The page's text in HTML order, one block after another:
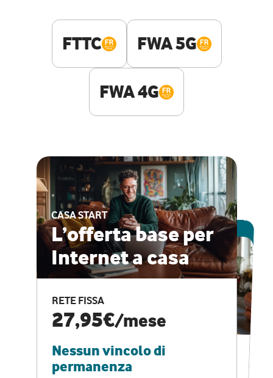
FTTC FWA 5G
FWA 4G
CASA START
L’offerta base per
Internet a casa
RETE FISSA
27,95€/mese
Nessun vincolo di
permanenza
ESCLUSIVA ONLINE
CASA PRO
Internet veloce e
vantaggi speciali
RETE FISSA + VODAFONE CLUB
29,95€